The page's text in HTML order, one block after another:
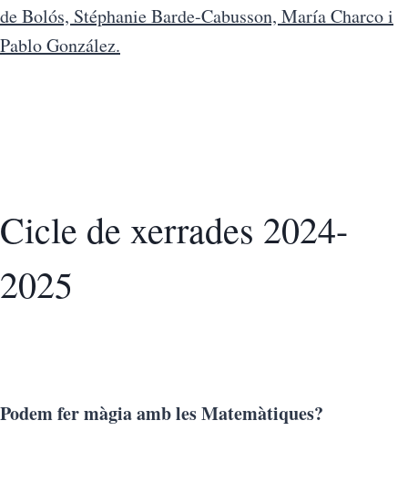
de Bolós, Stéphanie Barde-Cabusson, María Charco i
Pablo González.
Cicle de xerrades 2024-
2025
Podem fer màgia amb les Matemàtiques?